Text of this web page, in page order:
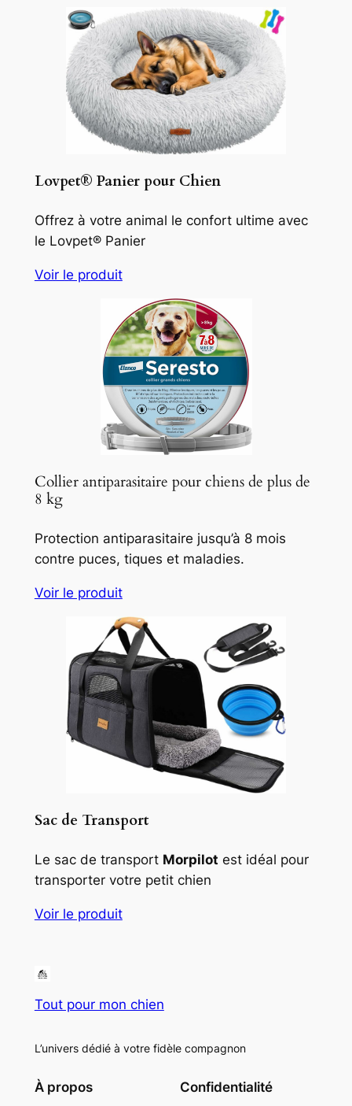
Lovpet® Panier pour Chien
Offrez à votre animal le confort ultime avec
le Lovpet® Panier
Voir le produit
Collier antiparasitaire pour chiens de plus de
8 kg
Protection antiparasitaire jusqu’à 8 mois
contre puces, tiques et maladies.
Voir le produit
Sac de Transport
Le sac de transport Morpilot est idéal pour
transporter votre petit chien
Voir le produit
Tout pour mon chien
L’univers dédié à votre fidèle compagnon
À propos Confidentialité